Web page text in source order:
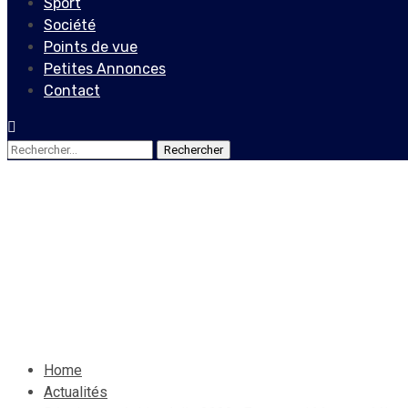
Société
Points de vue
Petites Annonces
Contact
Rechercher :
Home
Actualités